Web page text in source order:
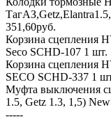
351,60руб.
Корзина сцепления
Seco SCHD-107 1 шт.
Корзина сцепления
SECO SCHD-337 1
Муфта выключения
1.5, Getz 1.3, 1,5)
-----